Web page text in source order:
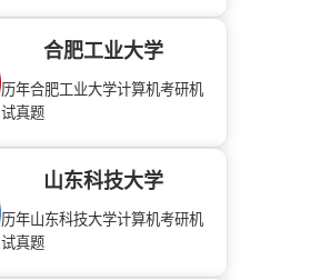
合肥工业大学
历年合肥工业大学计算机考研机
试真题
山东科技大学
历年山东科技大学计算机考研机
试真题